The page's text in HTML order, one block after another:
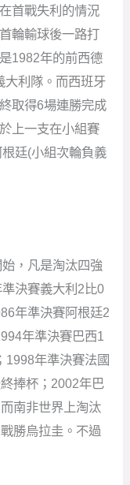
首戰失利的情況
輪輸球後一路打
1982年的前西德
大利隊。而西班牙
取得6場連勝完成
上一支在小組賽
廷(小組次輪負義
，凡是淘汰四強
決賽義大利2比0
年準決賽阿根廷2
年準決賽巴西1
1998年準決賽法國
捧杯；2002年巴
南非世界上淘汰
勝烏拉圭。不過